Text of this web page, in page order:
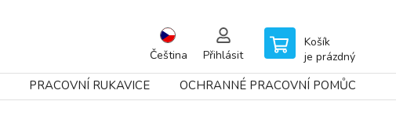
Čeština Přihlásit
Košík
je prázdný
PRACOVNÍ RUKAVICE OCHRANNÉ PRACOVNÍ POMŮCKY